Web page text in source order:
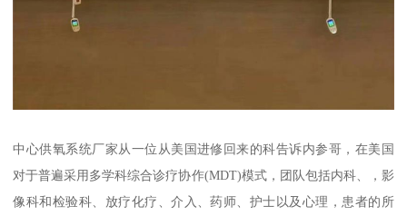
中心供氧系统厂家从一位从美国进修回来的科告诉内参哥，在美国
对于普遍采用多学科综合诊疗协作(MDT)模式，团队包括内科、，影
像科和检验科、放疗化疗、介入、药师、护士以及心理，患者的所